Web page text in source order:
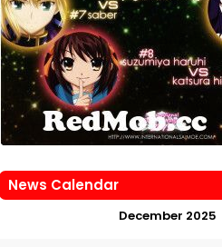
News Calendar
December 2025